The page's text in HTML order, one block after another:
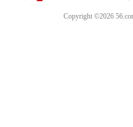
Copyright ©2026